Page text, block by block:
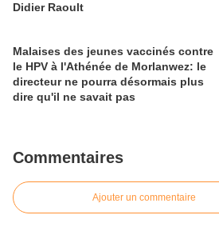
Didier Raoult
Malaises des jeunes vaccinés contre
le HPV à l'Athénée de Morlanwez: le
directeur ne pourra désormais plus
dire qu'il ne savait pas
Commentaires
Ajouter un commentaire